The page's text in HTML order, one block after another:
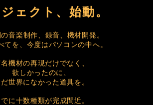
ェクト、始動。
音楽制作、録音、機材開発。
てを、今度はパソコンの中へ。
機材の再現だけでなく、
欲しかったのに、
だ世界になかった道具を。
に十数種類が完成間近。